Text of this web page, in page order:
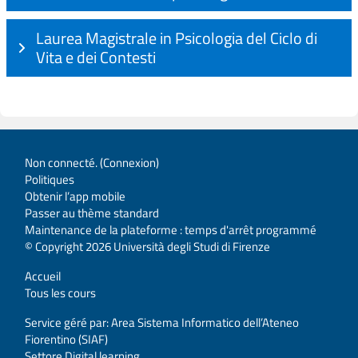
Laurea Magistrale in Psicologia del Ciclo di
Vita e dei Contesti
Non connecté. (Connexion)
Politiques
Obtenir l’app mobile
Passer au thème standard
Maintenance de la plateforme : temps d'arrêt programmé
© Copyright 2026 Università degli Studi di Firenze
Accueil
Tous les cours
Service géré par: Area Sistema Informatico dell’Ateneo
Fiorentino (SIAF)